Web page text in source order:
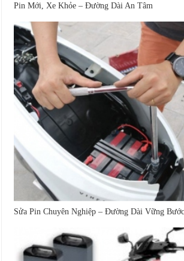
Pin Mới, Xe Khỏe – Đường Dài An Tâm
Sửa Pin Chuyên Nghiệp – Đường Dài Vững Bước